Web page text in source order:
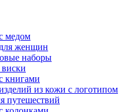
медом
женщин
наборы
книгами
из кожи с логотипом
путешествий